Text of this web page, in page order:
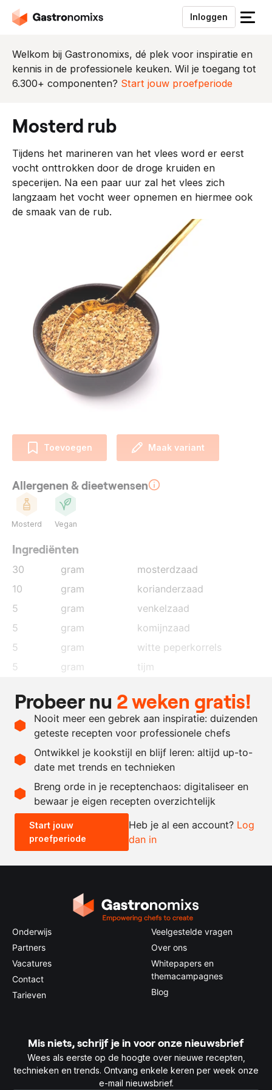
Inloggen
S
u
i
e
Welkom bij Gastronomixs, dé plek voor inspiratie en
kennis in de professionele keuken. Wil je toegang tot
6.300+ componenten? Start jouw proefperiode
mosterd rub
Tijdens het marineren van het vlees word er eerst
vocht onttrokken door de droge kruiden en
specerijen. Na een paar uur zal het vlees zich
langzaam het vocht weer opnemen en hiermee ook
de smaak van de rub.
Toevoegen Maak variant
Allergenen & dieetwensen
Mosterd Vegan
Ingrediënten
30 gram
mosterdzaad
10
gram
korianderzaad
5
gram
venkelzaad
5
gram
komijnzaad
5
gram
witte peperkorrels
5
gram
tijm
gram
gemberpoeder
10
gram
zout
Recept omrekenen
- +
0.5x 1x 2x
Probeer nu 2 weken gratis!
Nooit meer een gebrek aan inspiratie: duizenden
geteste recepten voor professionele chefs
Ontwikkel je kookstijl en blijf leren: altijd up-to-
date met trends en technieken
Breng orde in je receptenchaos: digitaliseer en
bewaar je eigen recepten overzichtelijk
Start jouw
proefperiode
Heb je al een account? Log
dan in
Onderwijs
Partners
Vacatures
Contact
Tarieven
Veelgestelde vragen
Over ons
Whitepapers en
themacampagnes
Blog
Mis niets, schrijf je in voor onze nieuwsbrief
Wees als eerste op de hoogte over nieuwe recepten,
technieken en trends. Ontvang enkele keren per week onze
e-mail nieuwsbrief.